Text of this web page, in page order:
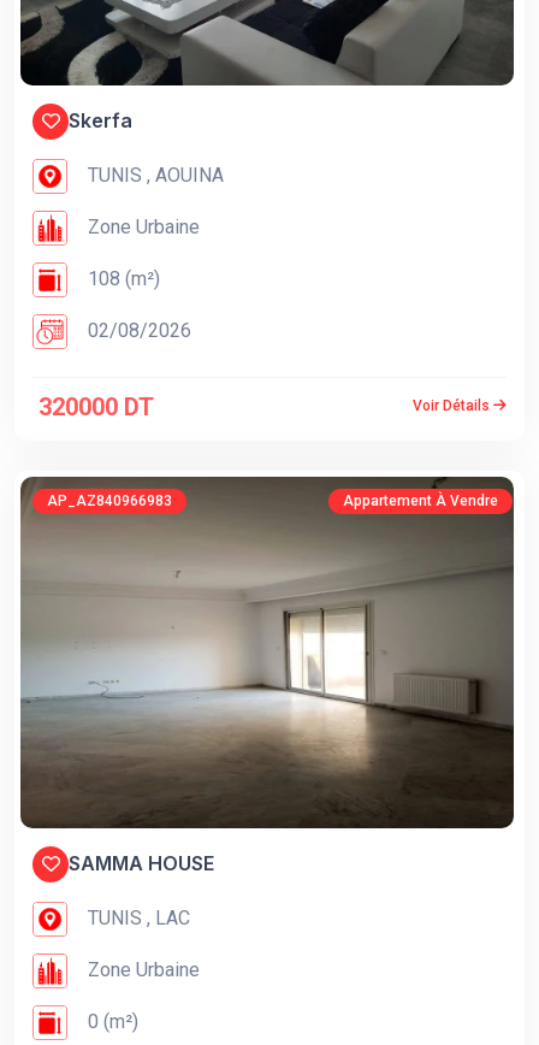
Skerfa
TUNIS , AOUINA
Zone Urbaine
108 (m²)
02/08/2026
320000 DT Voir Détails
AP_AZ840966983 Appartement À Vendre
SAMMA HOUSE
TUNIS , LAC
Zone Urbaine
0 (m²)